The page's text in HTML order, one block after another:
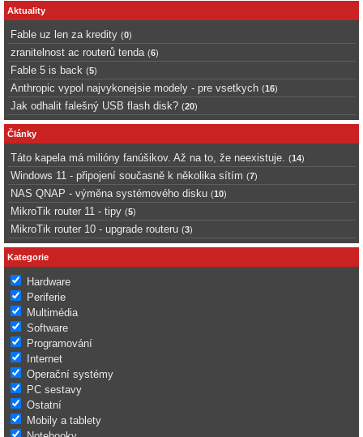
Aktuality
Fable uz len za kredity (0)
zranitelnost ac routerů tenda (6)
Fable 5 is back (5)
Anthropic vypol najvykonejsie modely - pre vsetkych (16)
Jak odhalit falešný USB flash disk? (20)
Články
Táto kapela má milióny fanúšikov. Až na to, že neexistuje. (14)
Windows 11 - připojení současně k několika sítím (7)
NAS QNAP - výměna systémového disku (10)
MikroTik router 11 - tipy (5)
MikroTik router 10 - upgrade routeru (3)
Kategorie
Hardware
Periferie
Multimédia
Software
Programování
Internet
Operační systémy
PC sestavy
Ostatní
Mobily a tablety